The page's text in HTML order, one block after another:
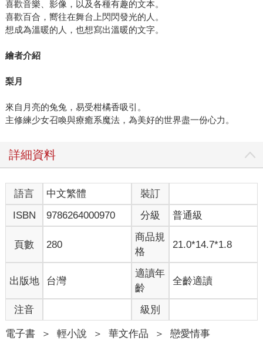
喜歡音樂、影像，以及各種有趣的文本。
喜歡百合，嚮往在舞台上閃閃發光的人。
想成為溫暖的人，也想寫出溫暖的文字。
繪者介紹
梨月
來自月亮的兔兔，易受柑橘香吸引。
主修練少女召喚與療癒系魔法，為美好的世界盡一份心力。
詳細資料
語言 中文繁體
裝訂
ISBN
9786264000970 分級 普通級
頁數 280
商品規
格
21.0*14.7*1.8
出版地 台灣
適讀年
齡
全齡適讀
注音 級別
電子書 ＞ 輕小說 ＞ 華文作品 ＞ 戀愛情事